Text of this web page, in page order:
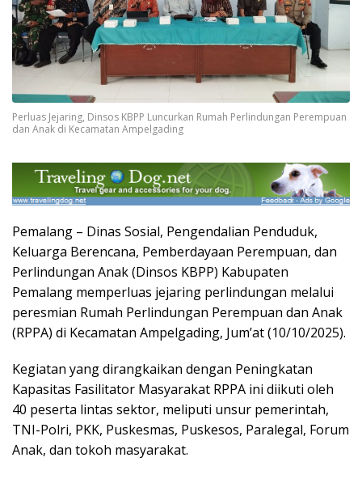
Perluas Jejaring, Dinsos KBPP Luncurkan Rumah Perlindungan Perempuan
dan Anak di Kecamatan Ampelgading
Pemalang – Dinas Sosial, Pengendalian Penduduk,
Keluarga Berencana, Pemberdayaan Perempuan, dan
Perlindungan Anak (Dinsos KBPP) Kabupaten
Pemalang memperluas jejaring perlindungan melalui
peresmian Rumah Perlindungan Perempuan dan Anak
(RPPA) di Kecamatan Ampelgading, Jum’at (10/10/2025).
Kegiatan yang dirangkaikan dengan Peningkatan
Kapasitas Fasilitator Masyarakat RPPA ini diikuti oleh
40 peserta lintas sektor, meliputi unsur pemerintah,
TNI-Polri, PKK, Puskesmas, Puskesos, Paralegal, Forum
Anak, dan tokoh masyarakat.